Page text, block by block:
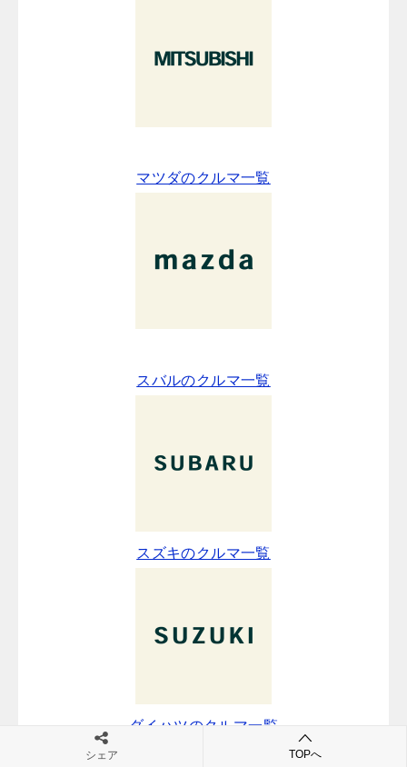
マツダのクルマ一覧
スバルのクルマ一覧
スズキのクルマ一覧
ダイハツのクルマ一覧
シェア TOPへ